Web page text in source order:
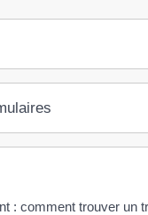
: comment trouver un